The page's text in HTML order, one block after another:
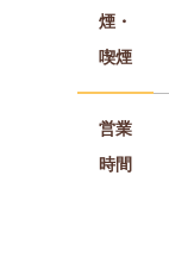
煙・
喫煙
営業
時間